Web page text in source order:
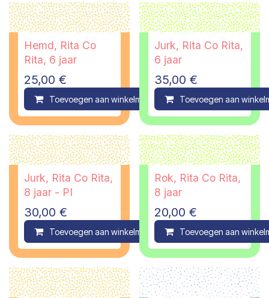
Hemd, Rita Co
Rita, 6 jaar
25,00 €
Toevoegen aan winkelmandje Compare
Jurk, Rita Co Rita,
6 jaar
35,00 €
Toevoegen aan
Jurk, Rita Co Rita,
8 jaar - PI
30,00 €
Toevoegen aan winkelmandje Compare
Rok, Rita Co Rita,
8 jaar
20,00 €
Toevoegen aan